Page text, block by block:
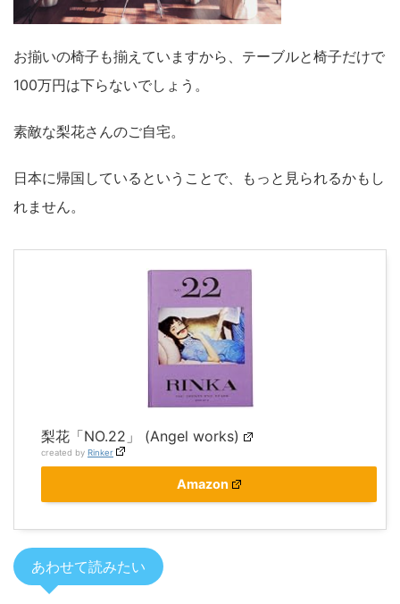
お揃いの椅子も揃えていますから、テーブルと椅子だけで
100万円は下らないでしょう。
素敵な梨花さんのご自宅。
日本に帰国しているということで、もっと見られるかもし
れません。
梨花「NO.22」 (Angel works)
created by Rinker
Amazon
あわせて読みたい